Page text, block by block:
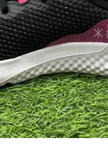
專區
跑鞋款
專區
跑鞋款
鞋款